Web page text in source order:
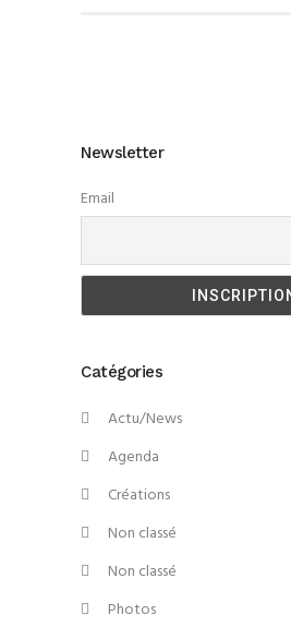
Newsletter
Email
Catégories
Actu/News
Agenda
Créations
Non classé
Non classé
Photos